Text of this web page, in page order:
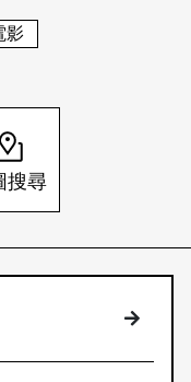
English
登入/註冊
影
搜尋
下個月